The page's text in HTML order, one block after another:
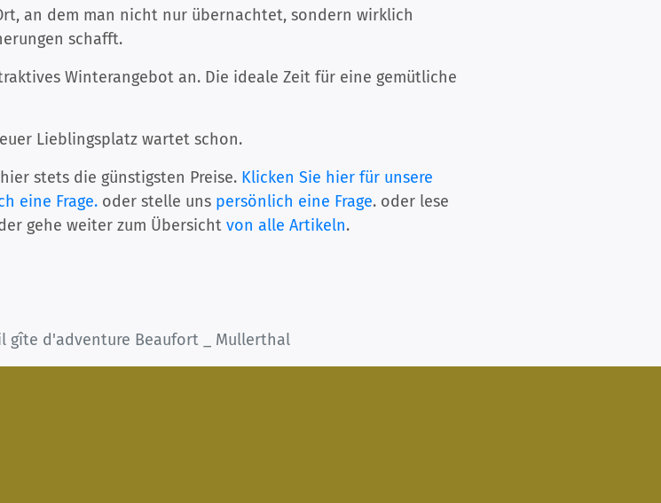
an dem man nicht nur übernachtet, sondern wirklich
schafft.
Winterangebot an. Die ideale Zeit für eine gemütliche
Lieblingsplatz wartet schon.
stets die günstigsten Preise. Klicken Sie hier für unsere
eine Frage. oder stelle uns persönlich eine Frage. oder lese
gehe weiter zum Übersicht von alle Artikeln.
gîte d'adventure Beaufort _ Mullerthal